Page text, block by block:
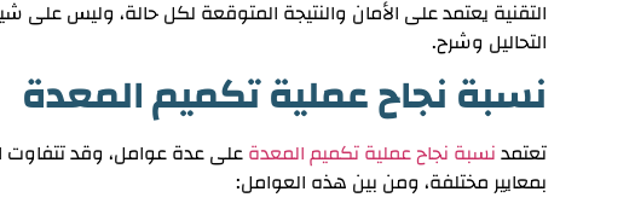
التقنية يعتمد على الأمان والنتيجة المتوقعة لكل حالة، وليس
التحاليل وشرح.
نسبة نجاح عملية تكميم المعدة
تعتمدنسبة نجاح عملية تكميم المعدةعلى عدة عوامل، وقد تتفاوت
بمعايير مختلفة، ومن بين هذه العوامل: